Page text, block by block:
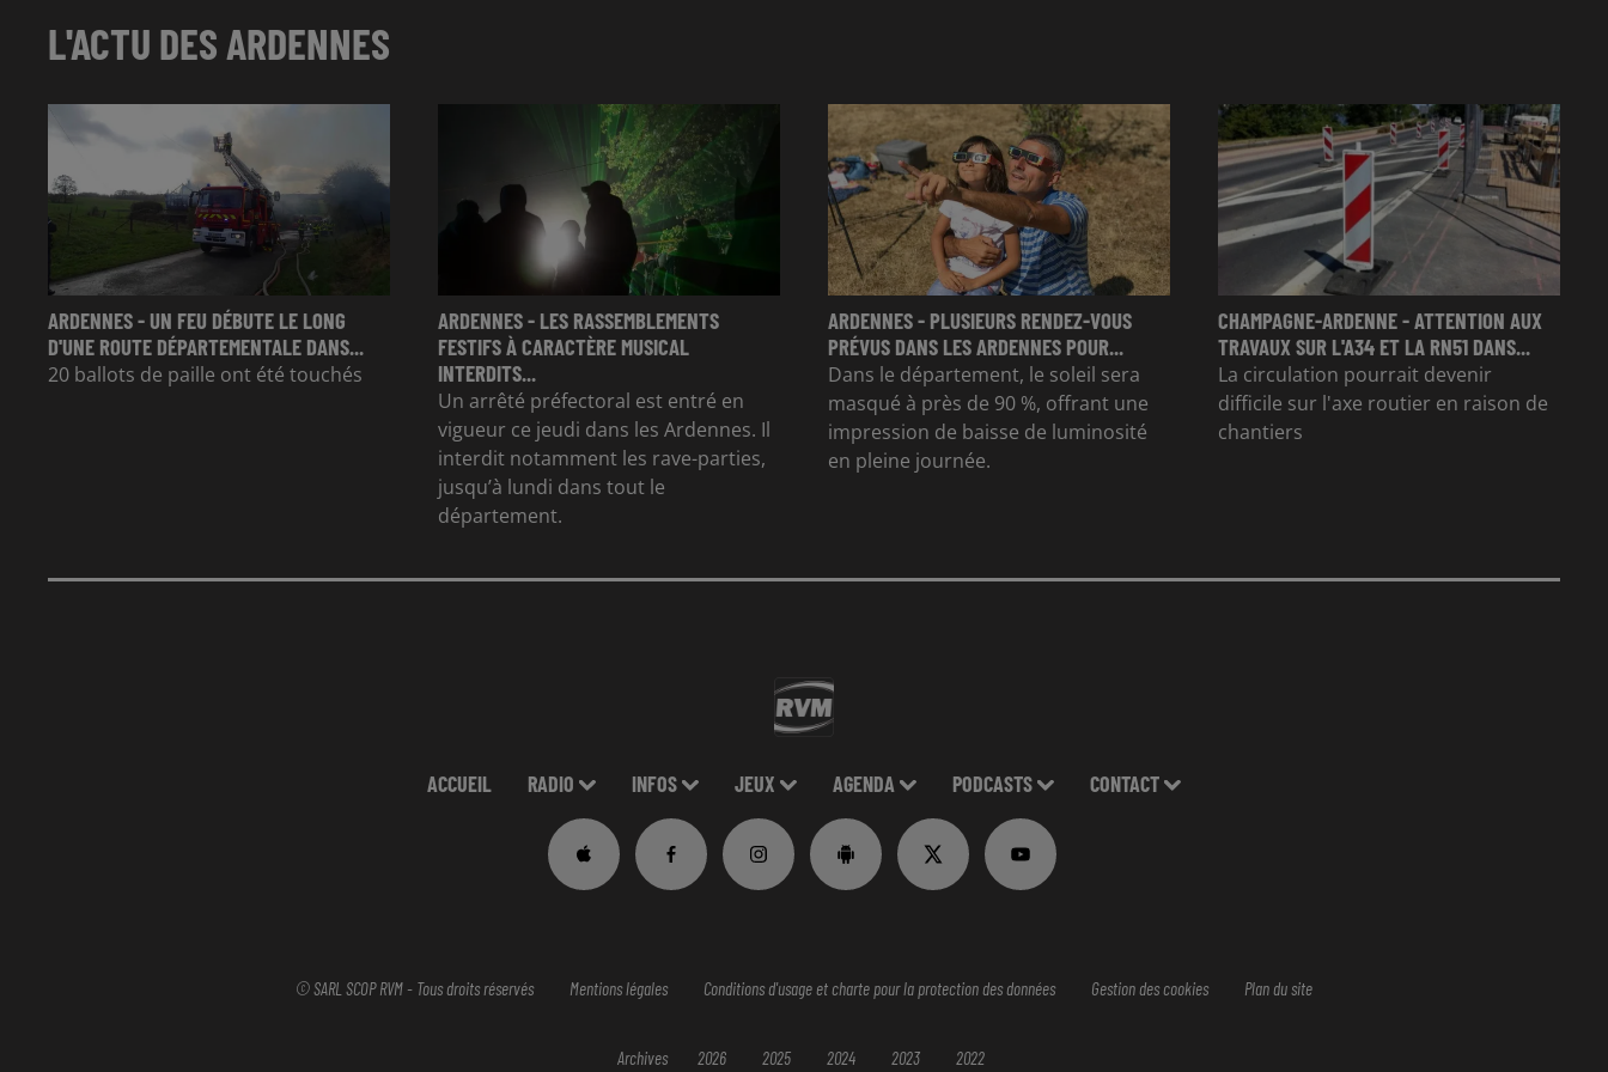
L'ACTU DES ARDENNES
ARDENNES - UN FEU DÉBUTE LE LONG
D'UNE ROUTE DÉPARTEMENTALE DANS...
20 ballots de paille ont été touchés
ARDENNES - LES RASSEMBLEMENTS
FESTIFS À CARACTÈRE MUSICAL
INTERDITS...
Un arrêté préfectoral est entré en
vigueur ce jeudi dans les Ardennes. Il
interdit notamment les rave-parties,
jusqu’à lundi dans tout le
département.
ARDENNES - PLUSIEURS RENDEZ-VOUS
PRÉVUS DANS LES ARDENNES POUR...
Dans le département, le soleil sera
masqué à près de 90 %, offrant une
impression de baisse de luminosité
en pleine journée.
CHAMPAGNE-ARDENNE - ATTENTION AUX
TRAVAUX SUR L'A34 ET LA RN51 DANS...
La circulation pourrait devenir
difficile sur l'axe routier en raison de
chantiers
ACCUEIL RADIO INFOS JEUX AGENDA PODCASTS CONTACT
© SARL SCOP RVM - Tous droits réservés Mentions légales Conditions d'usage et charte pour la protection des données Gestion des cookies Plan du site
Archives 2026 2025 2024 2023 2022